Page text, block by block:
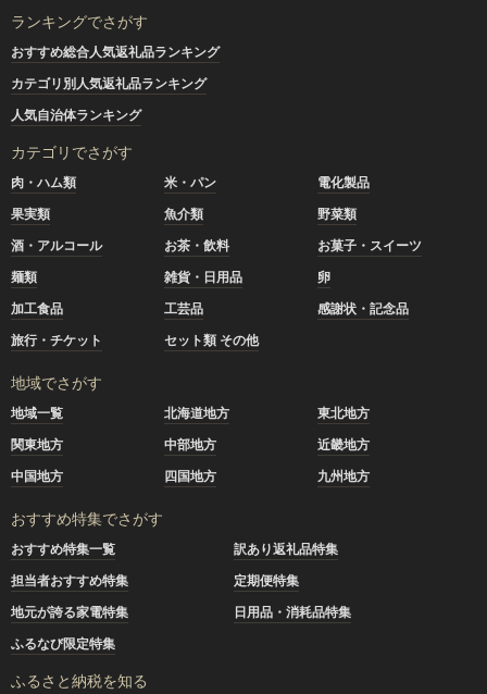
ランキングでさがす
おすすめ総合人気返礼品ランキング
カテゴリ別人気返礼品ランキング
人気自治体ランキング
カテゴリでさがす
肉・ハム類 米・パン
電化製品
果実類
魚介類
野菜類
酒・アルコール
お茶・飲料
お菓子・スイーツ
麺類
雑貨・日用品
卵
加工食品
工芸品
感謝状・記念品
旅行・チケット
セット類 その他
地域でさがす
地域一覧 北海道地方
東北地方
関東地方
中部地方
近畿地方
中国地方
四国地方 九州地方
おすすめ特集でさがす
おすすめ特集一覧
訳あり返礼品特集
担当者おすすめ特集
定期便特集
地元が誇る家電特集
日用品・消耗品特集
ふるなび限定特集
ふるさと納税を知る